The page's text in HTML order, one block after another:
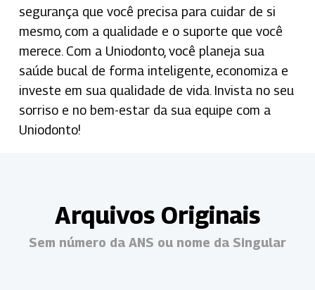
segurança que você precisa para cuidar de si
mesmo, com a qualidade e o suporte que você
merece. Com a Uniodonto, você planeja sua
saúde bucal de forma inteligente, economiza e
investe em sua qualidade de vida. Invista no seu
sorriso e no bem-estar da sua equipe com a
Uniodonto!
Arquivos Originais
Sem número da ANS ou nome da Singular